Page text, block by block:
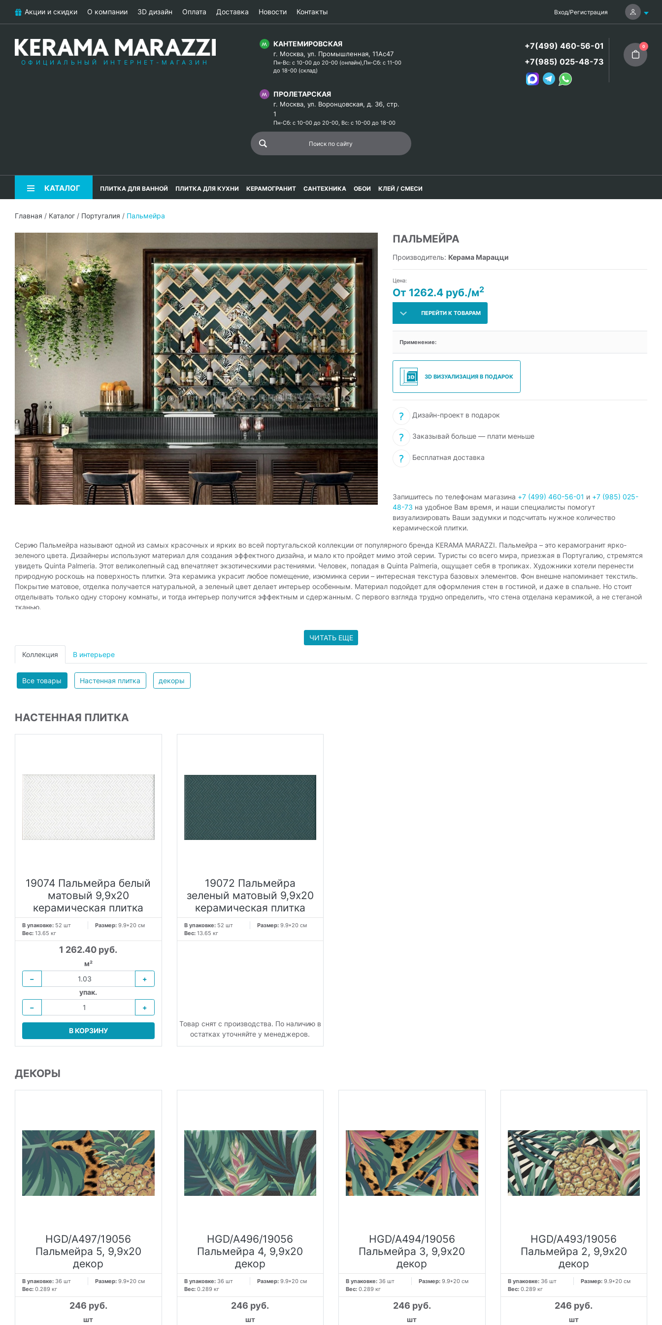
Акции и скидки О компании 3D дизайн Оплата Доставка Новости Контакты Вход/Регистрация
ОФИЦИАЛЬНЫЙ ИНТЕРНЕТ-МАГАЗИН
КАНТЕМИРОВСКАЯ
г. Москва, ул. Промышленная, 11Ас47
Пн-Вс: с 10-00 до 20-00 (онлайн),Пн-Сб: с 11-00
до 18-00 (склад)
ПРОЛЕТАРСКАЯ
г. Москва, ул. Воронцовская, д. 36, стр.
1
Пн-Сб: с 10-00 до 20-00, Вс: с 10-00 до 18-00
+7(499) 460-56-01
+7(985) 025-48-73
0
КАТАЛОГ ПЛИТКА ДЛЯ ВАННОЙ ПЛИТКА ДЛЯ КУХНИ КЕРАМОГРАНИТ САНТЕХНИКА ОБОИ КЛЕЙ / СМЕСИ
Главная / Каталог / Португалия / Пальмейра
ПАЛЬМЕЙРА
Производитель: Керама Марацци
Цена:
От 1262.4 руб./м2
ПЕРЕЙТИ К ТОВАРАМ
Применение:
3D ВИЗУАЛИЗАЦИЯ В ПОДАРОК
Дизайн-проект в подарок
Заказывай больше — плати меньше
Бесплатная доставка
Запишитесь по телефонам магазина +7 (499) 460-56-01 и +7 (985) 025-
48-73 на удобное Вам время, и наши специалисты помогут
визуализировать Ваши задумки и подсчитать нужное количество
керамической плитки.
Серию Пальмейра называют одной из самых красочных и ярких во всей португальской коллекции от популярного бренда KERAMA MARAZZI. Пальмейра – это керамогранит ярко-
зеленого цвета. Дизайнеры используют материал для создания эффектного дизайна, и мало кто пройдет мимо этой серии. Туристы со всего мира, приезжая в Португалию, стремятся
увидеть Quinta Palmeria. Этот великолепный сад впечатляет экзотическими растениями. Человек, попадая в Quinta Palmeria, ощущает себя в тропиках. Художники хотели перенести
природную роскошь на поверхность плитки. Эта керамика украсит любое помещение, изюминка серии – интересная текстура базовых элементов. Фон внешне напоминает текстиль.
Покрытие матовое, отделка получается натуральной, а зеленый цвет делает интерьер особенным. Материал подойдет для оформления стен в гостиной, и даже в спальне. Но стоит
отделывать только одну сторону комнаты, и тогда интерьер получится эффектным и сдержанным. С первого взгляда трудно определить, что стена отделана керамикой, а не стеганой
тканью.
Дизайнеры при помощи керамики создают эксклюзивный интерьер, в результате получается яркий «живой» интерьер. Материал отлично подойдет для оформления обеденной зоны.
Размеры серии: 9,9*40,2 см; 9,9*20 см. В качестве дополнительных элементов используют бордюры из керамики золотого или розового тона. Если нужно сделать яркий и
впечатляющий дизайн, выбирают серию Пальмейра. Материал подходит для оформления всех стен или одного участка, эффектно смотрится на кухне в качестве отделки рабочей
зоны. Плитку выбирают при создании стиля этно либо модерн.
ЧИТАТЬ ЕЩЕ
Коллекция В интерьере
Все товары Настенная плитка декоры
НАСТЕННАЯ ПЛИТКА
19074 Пальмейра белый
матовый 9,9х20
керамическая плитка
В упаковке: 52 шт Размер:9.9*20 см
Вес: 13.65 кг
1 262.40 руб.
м²
−
+
упак.
−
+
В КОРЗИНУ
19072 Пальмейра
зеленый матовый 9,9х20
керамическая плитка
В упаковке:52 шт Размер: 9.9*20 см
Вес: 13.65 кг
Товар снят с производства. По наличию в
остатках уточняйте у менеджеров.
ДЕКОРЫ
HGD/A497/19056
Пальмейра 5, 9,9х20
декор
В упаковке: 36 шт Размер:9.9*20 см
Вес: 0.289 кг
246 руб.
шт
HGD/A496/19056
Пальмейра 4, 9,9х20
декор
В упаковке:36 шт Размер: 9.9*20 см
Вес: 0.289 кг
246 руб.
шт
HGD/A494/19056
Пальмейра 3, 9,9х20
декор
В упаковке: 36 шт Размер:9.9*20 см
Вес: 0.289 кг
246 руб.
шт
HGD/A493/19056
Пальмейра 2, 9,9х20
декор
В упаковке:36 шт Размер: 9.9*20 см
Вес: 0.289 кг
246 руб.
шт